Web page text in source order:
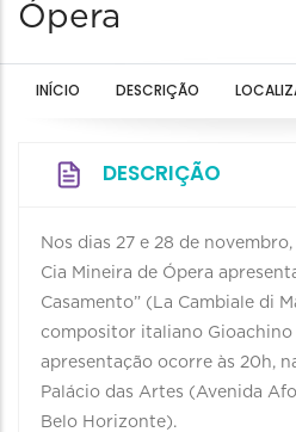
Ópera
INÍCIO DESCRIÇÃO
DESCRIÇÃO
Nos dias 27 e 28 de
Cia Mineira de Ópera
Casamento” (La Cambiale di
compositor italiano Gioachino
apresentação ocorre às 20h,
Palácio das Artes (Avenida
Belo Horizonte).